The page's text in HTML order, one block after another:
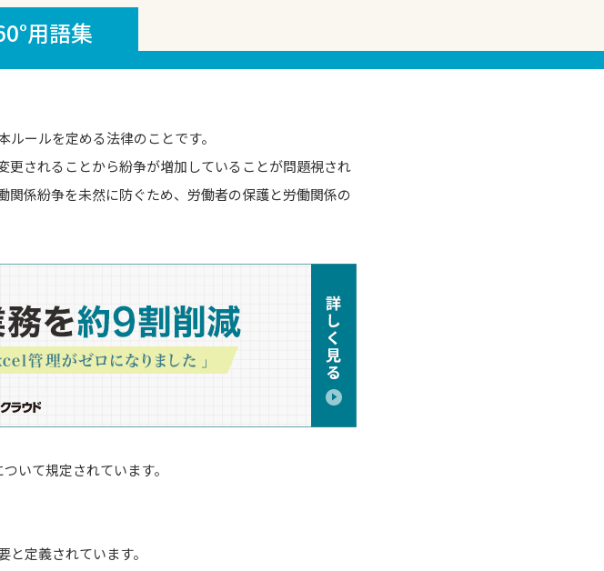
用語集
ールを定める法律のことです。
されることから紛争が増加していることが問題視され
係紛争を未然に防ぐため、労働者の保護と労働関係の
いて規定されています。
定義されています。